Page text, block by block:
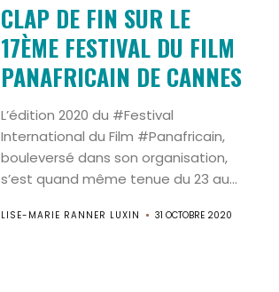
CLAP DE FIN SUR LE
17ÈME FESTIVAL DU FILM
PANAFRICAIN DE CANNES
L’édition 2020 du #Festival
International du Film #Panafricain,
bouleversé dans son organisation,
s’est quand même tenue du 23 au...
LISE-MARIE RANNER LUXIN 31 OCTOBRE 2020